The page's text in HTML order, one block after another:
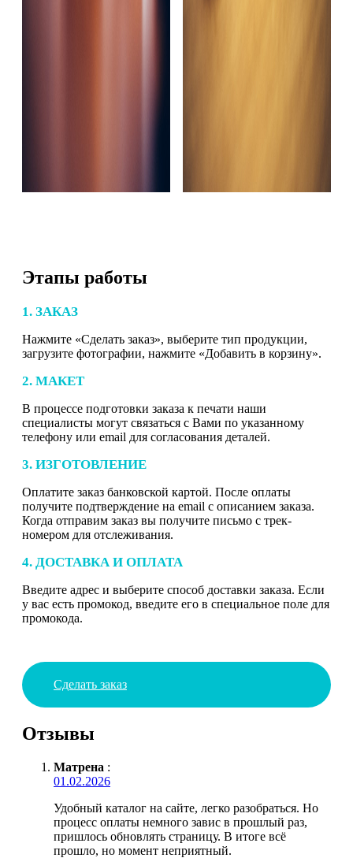
Этапы работы
1. ЗАКАЗ
Нажмите «Сделать заказ», выберите тип продукции,
загрузите фотографии, нажмите «Добавить в корзину».
2. МАКЕТ
В процессе подготовки заказа к печати наши
специалисты могут связаться с Вами по указанному
телефону или email для согласования деталей.
3. ИЗГОТОВЛЕНИЕ
Оплатите заказ банковской картой. После оплаты
получите подтверждение на email с описанием заказа.
Когда отправим заказ вы получите письмо с трек-
номером для отслеживания.
4. ДОСТАВКА И ОПЛАТА
Введите адрес и выберите способ доставки заказа. Если
у вас есть промокод, введите его в специальное поле для
промокода.
Сделать заказ
Отзывы
Матрена :
01.02.2026
Удобный каталог на сайте, легко разобраться. Но
процесс оплаты немного завис в прошлый раз,
пришлось обновлять страницу. В итоге всё
прошло, но момент неприятный.